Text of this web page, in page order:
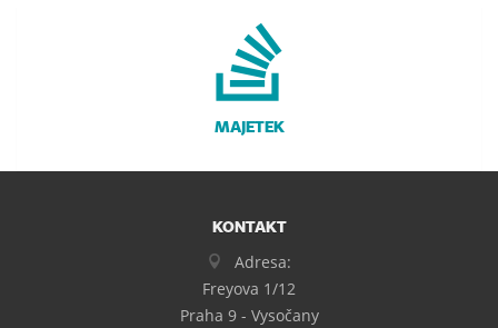
MAJETEK
KONTAKT
Adresa:
Freyova 1/12
Praha 9 - Vysočany